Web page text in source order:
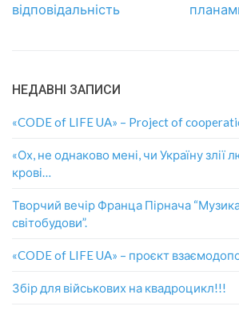
відповідальність
НЕДАВНІ ЗАПИСИ
«CODE of LIFE UA» – Project of
«Ох, не однаково мені, чи Україну злії
крові…
Творчий вечір Франца Пірнача
світобудови”.
«CODE of LIFE UA» – проєкт
Збір для військових на квадроцикл!!!